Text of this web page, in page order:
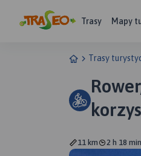
Trasy Mapy
Trasy
11 km 2 h 18 min